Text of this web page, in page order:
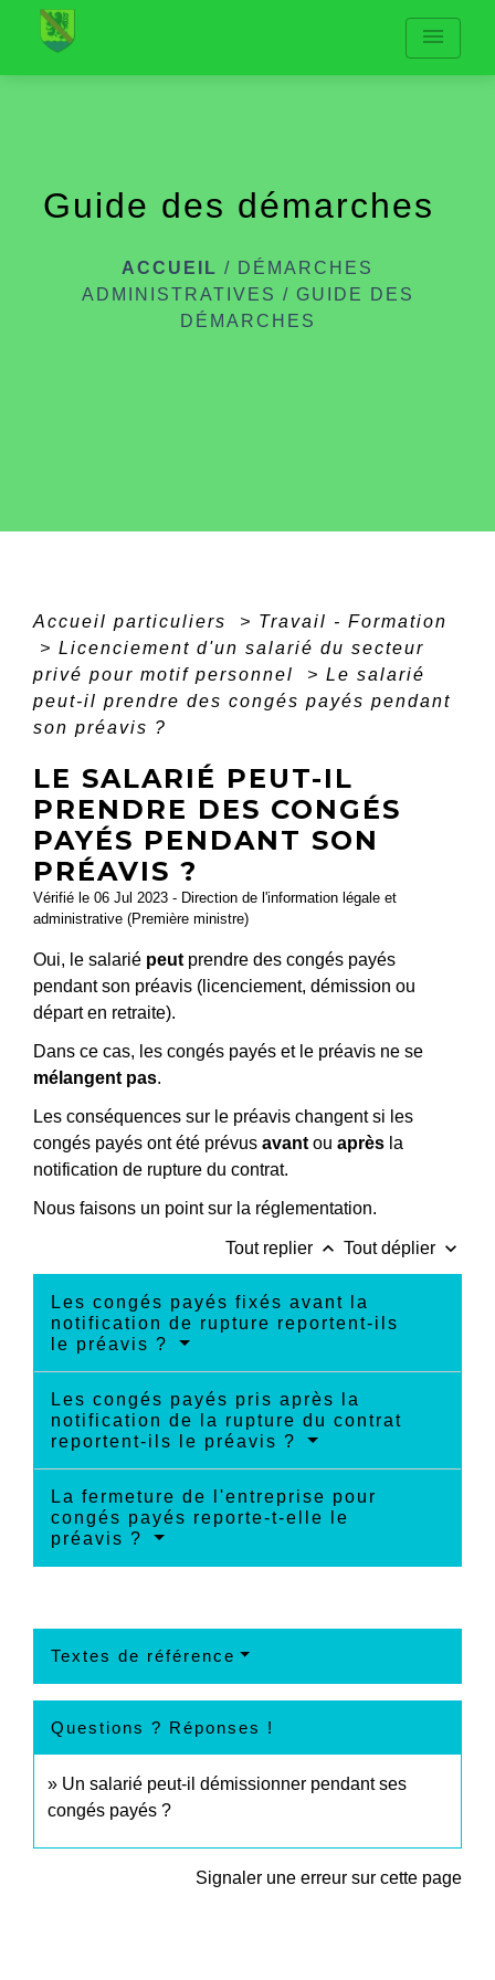
menu
Guide des démarches
ACCUEIL / DÉMARCHES
ADMINISTRATIVES / GUIDE DES
DÉMARCHES
Accueil particuliers > Travail - Formation
> Licenciement d'un salarié du secteur
privé pour motif personnel
> Le salarié
peut-il prendre des congés payés pendant
son préavis ?
LE SALARIÉ PEUT-IL
PRENDRE DES CONGÉS
PAYÉS PENDANT SON
PRÉAVIS ?
Vérifié le 06 Jul 2023 - Direction de l'information légale et
administrative (Première ministre)
Oui, le salarié peut prendre des congés payés
pendant son préavis (licenciement, démission ou
départ en retraite).
Dans ce cas, les congés payés et le préavis ne se
mélangent pas.
Les conséquences sur le préavis changent si les
congés payés ont été prévus avant ou après la
notification de rupture du contrat.
Nous faisons un point sur la réglementation.
Tout replier keyboard_arrow_up Tout déplier keyboard_arrow_down
Les congés payés fixés avant la
notification de rupture reportent-ils
le préavis ?
Les congés payés pris après la
notification de la rupture du contrat
reportent-ils le préavis ?
La fermeture de l'entreprise pour
congés payés reporte-t-elle le
préavis ?
Textes de référence
Questions ? Réponses !
Un salarié peut-il démissionner pendant ses
congés payés ?
Signaler une erreur sur cette page